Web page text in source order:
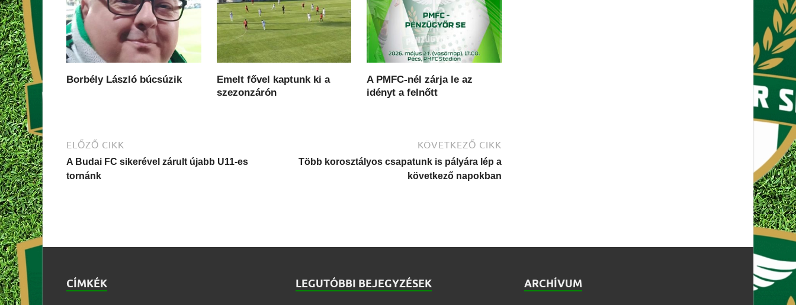
Borbély László búcsúzik
Emelt fővel kaptunk ki a
szezonzárón
A PMFC-nél zárja le az
idényt a felnőtt
ELŐZŐ CIKK
A Budai FC sikerével zárult újabb U11-es
tornánk
KÖVETKEZŐ CIKK
Több korosztályos csapatunk is pályára lép a
következő napokban
CÍMKÉK LEGUTÓBBI BEJEGYZÉSEK ARCHÍVUM